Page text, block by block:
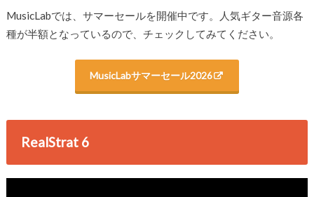
MusicLabでは、サマーセールを開催中です。人気ギター音源各
種が半額となっているので、チェックしてみてください。
MusicLabサマーセール2026
RealStrat 6